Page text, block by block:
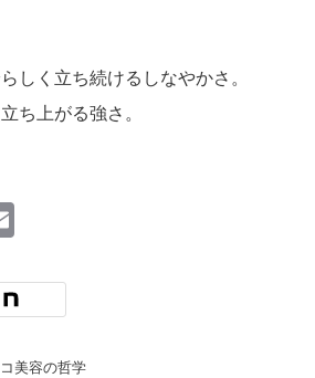
しく立ち続けるしなやかさ。
ち上がる強さ。
美容の哲学